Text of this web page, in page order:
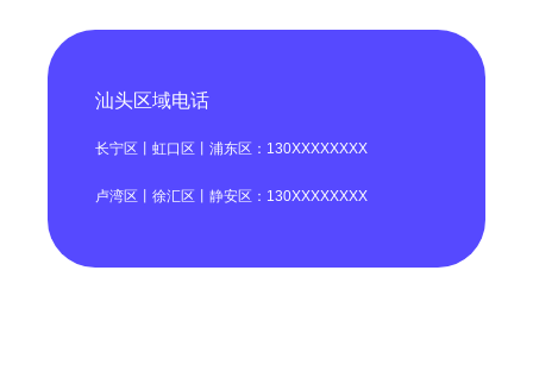
汕头区域电话
长宁区丨虹口区丨浦东区：130XXXXXXXX
卢湾区丨徐汇区丨静安区：130XXXXXXXX